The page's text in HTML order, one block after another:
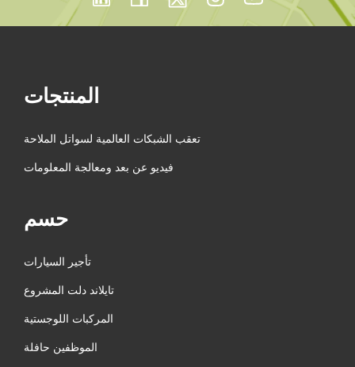
المنتجات
تعقب الشبكات العالمية لسواتل الملاحة
فيديو عن بعد ومعالجة المعلومات
حسم
تأجير السيارات
تايلاند دلت المشروع
المركبات اللوجستية
الموظفين حافلة